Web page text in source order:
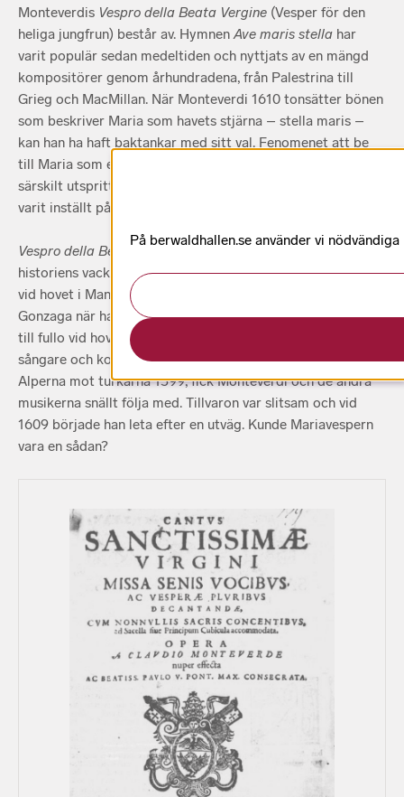
Monteverdis Vespro della Beata Vergine (Vesper för den
heliga jungfrun) består av. Hymnen Ave maris stella har
varit populär sedan medeltiden och nyttjats av en mängd
kompositörer genom århundradena, från Palestrina till
Grieg och MacMillan. När Monteverdi 1610 tonsätter bönen
som beskriver Maria som havets stjärna – stella maris –
kan han ha haft baktankar med sitt val. Fenomenet att be
till Maria som en ledstjärna över vågor på stormiga hav var
särskilt utspritt i kuststäder. I Monteverdis fall kan siktet ha
varit inställt på en särskild sådan: Venedig
Vespro della Beata Vergineskulle kunna beskrivas som
historiens vackraste jobbansökan. Monteverdi var anställd
vid hovet i Mantua hos den despotiske hertig Vincenzo
Gonzaga när han skrev verket. Hans färdigheter användes
till fullo vid hovet där han fungerade som violaspelare,
sångare och kompositör. När hertigen drog ut i fält över
Alperna mot turkarna 1599, fick Monteverdi och de andra
musikerna snällt följa med. Tillvaron var slitsam och vid
1609 började han leta efter en utväg. Kunde Mariavespern
vara en sådan?
På berwaldhallen.se använder vi